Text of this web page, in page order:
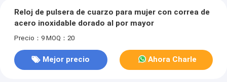
Reloj de pulsera de cuarzo para mujer con correa de
acero inoxidable dorado al por mayor
Precio：9 MOQ：20
Mejor precio Ahora Charle